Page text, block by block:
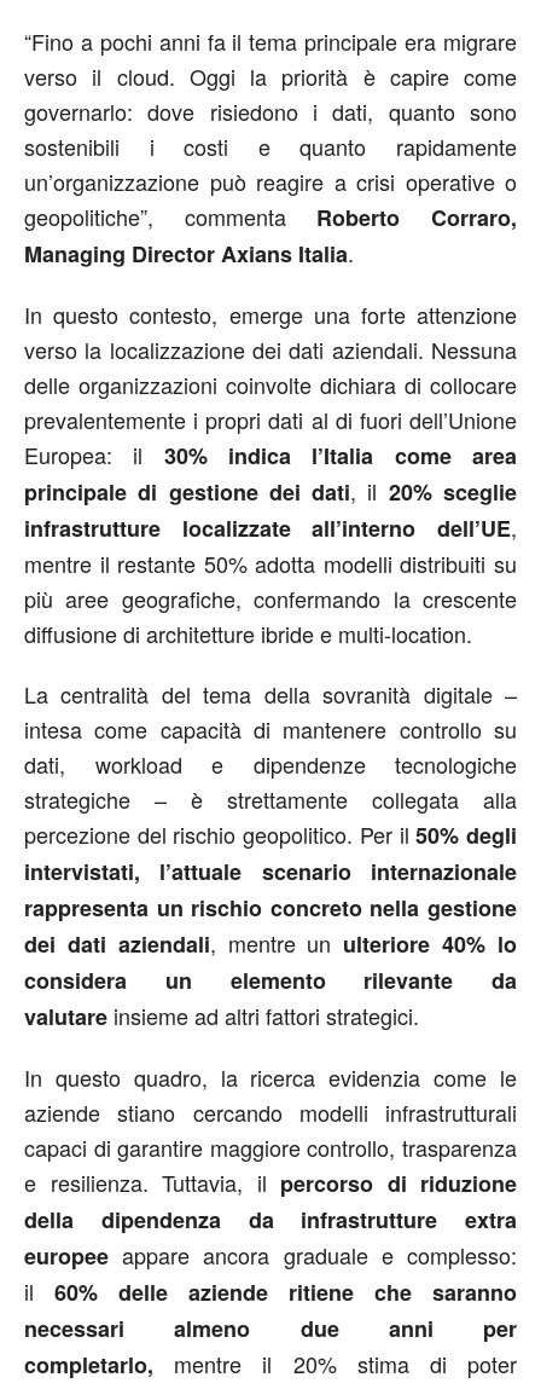
“Fino a pochi anni fa il tema principale era migrare
verso il cloud. Oggi la priorità è capire come
governarlo: dove risiedono i dati, quanto sono
sostenibili i costi e quanto rapidamente
un’organizzazione può reagire a crisi operative o
geopolitiche”, commenta Roberto Corraro,
Managing Director Axians Italia.
In questo contesto, emerge una forte attenzione
verso la localizzazione dei dati aziendali. Nessuna
delle organizzazioni coinvolte dichiara di collocare
prevalentemente i propri dati al di fuori dell’Unione
Europea: il 30% indica l’Italia come area
principale di gestione dei dati, il 20% sceglie
infrastrutture localizzate all’interno dell’UE,
mentre il restante 50% adotta modelli distribuiti su
più aree geografiche, confermando la crescente
diffusione di architetture ibride e multi-location.
La centralità del tema della sovranità digitale –
intesa come capacità di mantenere controllo su
dati, workload e dipendenze tecnologiche
strategiche – è strettamente collegata alla
percezione del rischio geopolitico. Per il50% degli
intervistati, l’attuale scenario internazionale
rappresenta un rischio concreto nella gestione
dei dati aziendali, mentre un ulteriore 40% lo
considera un elemento rilevante da
valutare insieme ad altri fattori strategici.
In questo quadro, la ricerca evidenzia come le
aziende stiano cercando modelli infrastrutturali
capaci di garantire maggiore controllo, trasparenza
e resilienza. Tuttavia, il percorso di riduzione
della dipendenza da infrastrutture extra
europee appare ancora graduale e complesso:
il 60% delle aziende ritiene che saranno
necessari almeno due anni per
completarlo, mentre il 20% stima di poter